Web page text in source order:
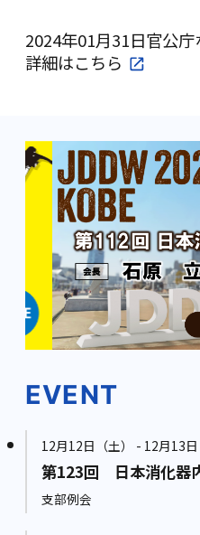
2024年01月31日官公庁
詳細はこちら
EVENT
12月12日（土） - 12月13
第123回 日本消化器
支部例会